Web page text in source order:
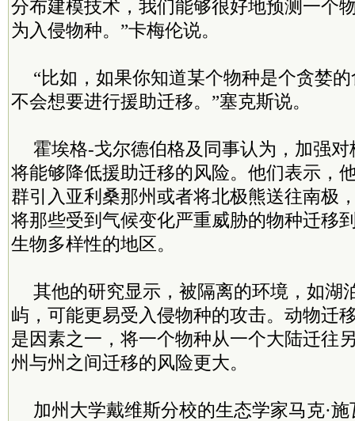
分布建模技术，我们能够很好地预测一个
为入侵物种。”卡梅伦说。
“比如，如果你知道某个物种是个贪婪
不会想要进行援助迁移。”塞克斯说。
霍埃格-戈尔德伯格及同事认为，加强
将能够降低援助迁移的风险。他们表示，
群引入亚利桑那州或者将北极熊送往南极
将那些受到气候变化严重威胁的物种迁移
生物多样性的地区。
其他的研究显示，被隔离的环境，如湖
屿，可能更易受入侵物种的攻击。动物迁
是因素之一，将一个物种从一个大陆迁往
州与州之间迁移的风险更大。
加州大学戴维斯分校的生态学家马克·